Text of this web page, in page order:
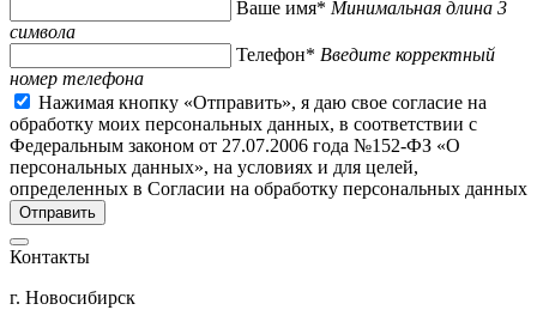
Ваше имя* Минимальная длина 3
символа
Телефон* Введите корректный
номер телефона
Нажимая кнопку «Отправить», я даю свое согласие на
обработку моих персональных данных, в соответствии с
Федеральным законом от 27.07.2006 года №152-ФЗ «О
персональных данных», на условиях и для целей,
определенных в Согласии на обработку персональных данных
Контакты
г. Новосибирск